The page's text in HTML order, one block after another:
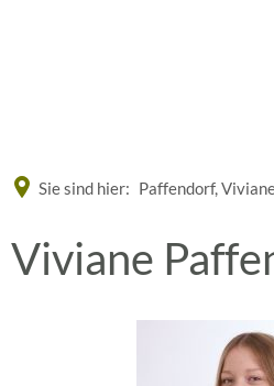
Sie sind hier: Paffendorf,
Viviane